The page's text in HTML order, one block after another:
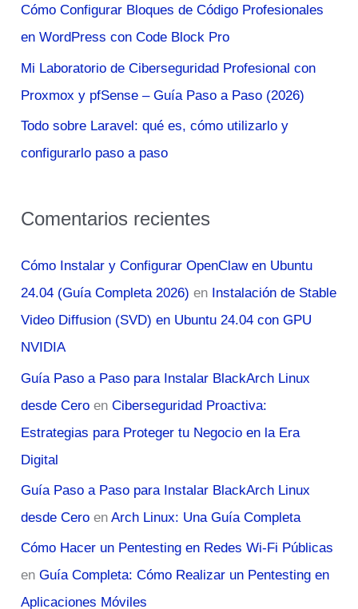
r
:
Cómo Configurar Bloques de Código Profesionales
en WordPress con Code Block Pro
Mi Laboratorio de Ciberseguridad Profesional con
Proxmox y pfSense – Guía Paso a Paso (2026)
Todo sobre Laravel: qué es, cómo utilizarlo y
configurarlo paso a paso
Comentarios recientes
Cómo Instalar y Configurar OpenClaw en Ubuntu
24.04 (Guía Completa 2026) en Instalación de Stable
Video Diffusion (SVD) en Ubuntu 24.04 con GPU
NVIDIA
Guía Paso a Paso para Instalar BlackArch Linux
desde Cero enCiberseguridad Proactiva:
Estrategias para Proteger tu Negocio en la Era
Digital
Guía Paso a Paso para Instalar BlackArch Linux
desde Cero enArch Linux: Una Guía Completa
Cómo Hacer un Pentesting en Redes Wi-Fi Públicas
enGuía Completa: Cómo Realizar un Pentesting en
Aplicaciones Móviles